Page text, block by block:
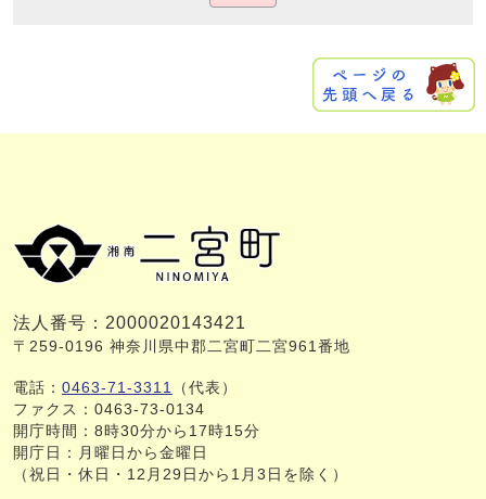
法人番号：2000020143421
〒259-0196 神奈川県中郡二宮町二宮961番地
電話： 0463-71-3311
（代表）
ファクス：0463-73-0134
開庁時間：8時30分から17時15分
開庁日：月曜日から金曜日
（祝日・休日・12月29日から1月3日を除く）